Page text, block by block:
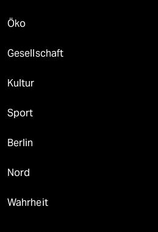
Öko
Gesellschaft
Kultur
Sport
Berlin
Nord
Wahrheit